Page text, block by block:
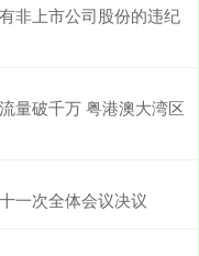
非上市公司股份的违纪
量破千万 粤港澳大湾区
一次全体会议决议